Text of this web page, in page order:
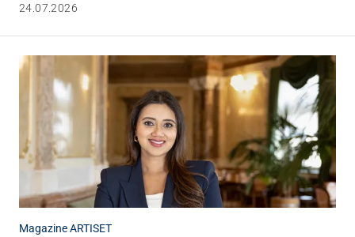
projet de recherche de la Haute école spécialisée de Suisse
poursuivre ses efforts.
24.07.2026
Magazine ARTISET